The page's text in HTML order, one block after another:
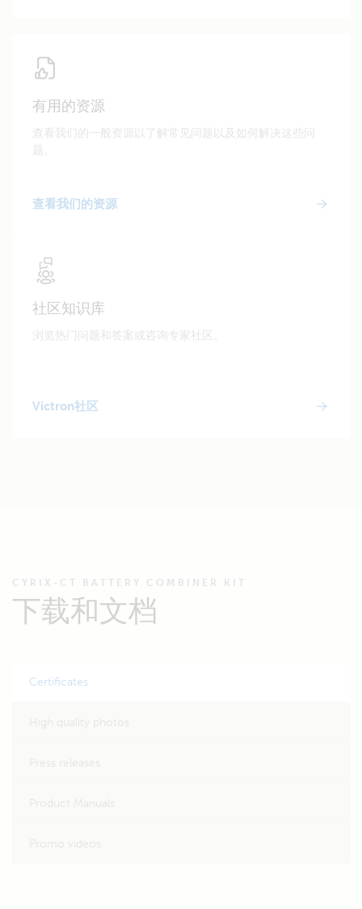
有用的资源
查看我们的一般资源以了解常见问题以及如何解决这些问
题。
查看我们的资源
社区知识库
浏览热门问题和答案或咨询专家社区。
Victron社区
CYRIX-CT BATTERY COMBINER KIT
下载和文档
Certificates